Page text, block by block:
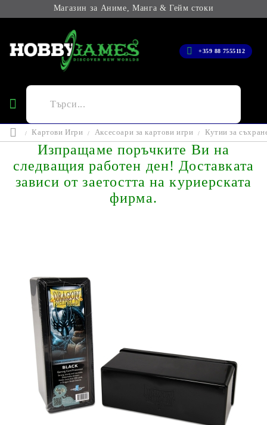
Магазин за Аниме, Манга & Гейм стоки
+359 88 7555112
Картови Игри Аксесоари за картови игри Кутии за
Изпращаме поръчките Ви на
следващия работен ден! Доставката
зависи от заетостта на куриерската
фирма.